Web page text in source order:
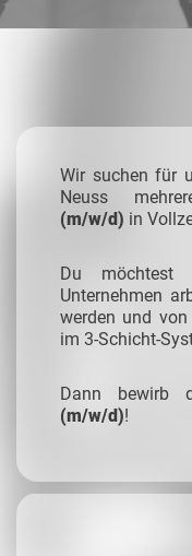
Wir suchen für
Neuss
(m/w/d) in
Du möchtest
Unternehmen
werden und
im 3-Schicht-
Dann bewirb
(m/w/d)!